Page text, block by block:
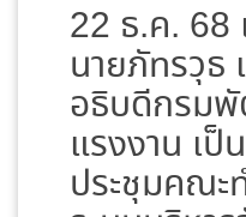
22 ธ.ค. 68
นายภัทรวุธ
อธิบดีกรม
แรงงาน เป็
ประชุมคณะ